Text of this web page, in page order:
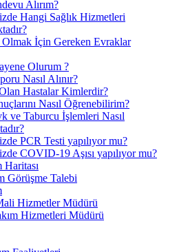
Alırım?
Hangi Sağlık Hizmetleri
İçin Gereken Evraklar
Olurum ?
Nasıl Alınır?
Hastalar Kimlerdir?
Nasıl Öğrenebilirim?
ve Taburcu İşlemleri Nasıl
PCR Testi yapılıyor mu?
COVID-19 Aşısı yapılıyor mu?
Haritası
Görüşme Talebi
Hizmetler Müdürü
Hizmetleri Müdürü